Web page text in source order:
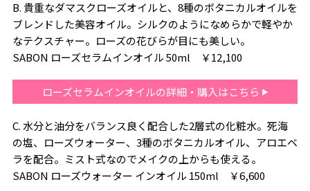
B. 貴重なダマスクローズオイルと、8種のボタニカルオイルを
ブレンドした美容オイル。シルクのようになめらかで軽やか
なテクスチャー。ローズの花びらが目にも美しい。
SABON ローズセラムインオイル 50ml ￥12,100
ローズセラムインオイルの詳細・購入はこちら
C. 水分と油分をバランス良く配合した2層式の化粧水。死海
の塩、ローズウォーター、3種のボタニカルオイル、アロエベ
ラを配合。ミスト式なのでメイクの上からも使える。
SABON ローズウォーター インオイル 150ml ￥6,600